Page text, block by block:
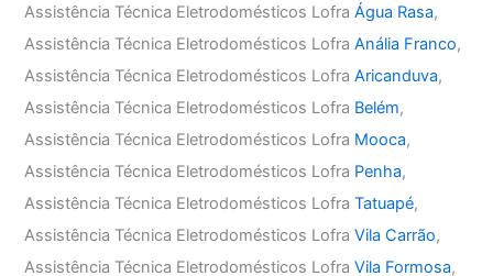
Assistência Técnica Eletrodomésticos LofraÁgua Rasa,
Assistência Técnica Eletrodomésticos LofraAnália Franco,
Assistência Técnica Eletrodomésticos LofraAricanduva,
Assistência Técnica Eletrodomésticos Lofra Belém,
Assistência Técnica Eletrodomésticos Lofra Mooca,
Assistência Técnica Eletrodomésticos Lofra Penha,
Assistência Técnica Eletrodomésticos LofraTatuapé,
Assistência Técnica Eletrodomésticos LofraVila Carrão,
Assistência Técnica Eletrodomésticos LofraVila Formosa,